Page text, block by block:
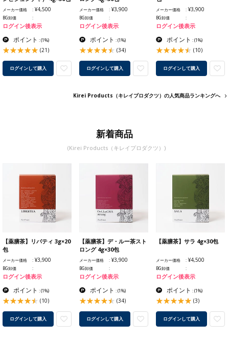
メーカー価格 ¥4,500
BG卸価
ログイン後表示
ポイント :(1%)
(21)
ログインして購入
メーカー価格 ¥3,900
BG卸価
ログイン後表示
ポイント :(1%)
(34)
ログインして購入
メーカー価格 ¥3,900
BG卸価
ログイン後表示
ポイント :(1%)
(10)
ログインして購入
Kirei Products（キレイプロダクツ）の人気商品ランキングへ
新着商品
(Kirei Products（キレイプロダクツ）)
【薬膳茶】リバティ 3g×20
包
メーカー価格 ¥3,900
BG卸価
ログイン後表示
ポイント :(1%)
(10)
ログインして購入
【薬膳茶】デ・ルー茶スト
ロング 4g×30包
メーカー価格 ¥3,900
BG卸価
ログイン後表示
ポイント :(1%)
(34)
ログインして購入
【薬膳茶】サラ 4g×30包
メーカー価格 ¥4,500
BG卸価
ログイン後表示
ポイント :(1%)
(3)
ログインして購入